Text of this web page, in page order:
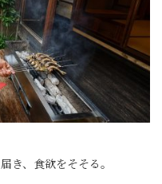
き、食欲をそそる。